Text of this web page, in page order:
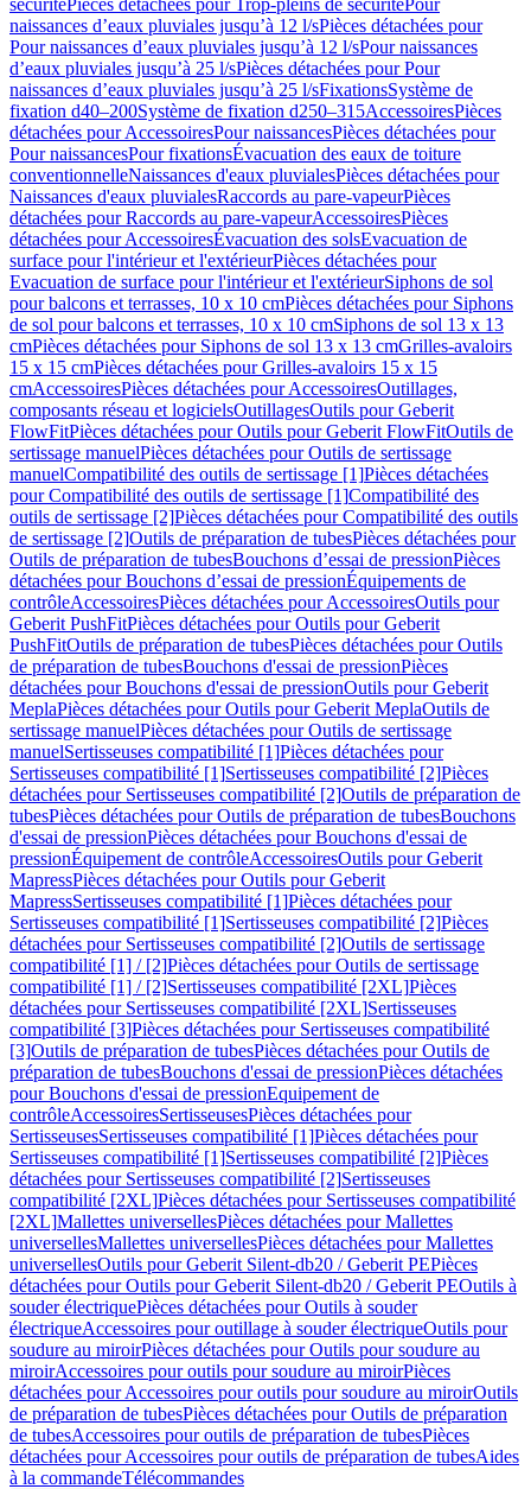
sécuritéPièces détachées pour Trop-pleins de sécuritéPour
naissances d’eaux pluviales jusqu’à 12 l/sPièces détachées pour
Pour naissances d’eaux pluviales jusqu’à 12 l/sPour naissances
d’eaux pluviales jusqu’à 25 l/sPièces détachées pour Pour
naissances d’eaux pluviales jusqu’à 25 l/sFixationsSystème de
fixation d40–200Système de fixation d250–315AccessoiresPièces
détachées pour AccessoiresPour naissancesPièces détachées pour
Pour naissancesPour fixationsÉvacuation des eaux de toiture
conventionnelleNaissances d'eaux pluvialesPièces détachées pour
Naissances d'eaux pluvialesRaccords au pare-vapeurPièces
détachées pour Raccords au pare-vapeurAccessoiresPièces
détachées pour AccessoiresÉvacuation des solsEvacuation de
surface pour l'intérieur et l'extérieurPièces détachées pour
Evacuation de surface pour l'intérieur et l'extérieurSiphons de sol
pour balcons et terrasses, 10 x 10 cmPièces détachées pour Siphons
de sol pour balcons et terrasses, 10 x 10 cmSiphons de sol 13 x 13
cmPièces détachées pour Siphons de sol 13 x 13 cmGrilles-avaloirs
15 x 15 cmPièces détachées pour Grilles-avaloirs 15 x 15
cmAccessoiresPièces détachées pour AccessoiresOutillages,
composants réseau et logicielsOutillagesOutils pour Geberit
FlowFitPièces détachées pour Outils pour Geberit FlowFitOutils de
sertissage manuelPièces détachées pour Outils de sertissage
manuelCompatibilité des outils de sertissage [1]Pièces détachées
pour Compatibilité des outils de sertissage [1]Compatibilité des
outils de sertissage [2]Pièces détachées pour Compatibilité des outils
de sertissage [2]Outils de préparation de tubesPièces détachées pour
Outils de préparation de tubesBouchons d’essai de pressionPièces
détachées pour Bouchons d’essai de pressionÉquipements de
contrôleAccessoiresPièces détachées pour AccessoiresOutils pour
Geberit PushFitPièces détachées pour Outils pour Geberit
PushFitOutils de préparation de tubesPièces détachées pour Outils
de préparation de tubesBouchons d'essai de pressionPièces
détachées pour Bouchons d'essai de pressionOutils pour Geberit
MeplaPièces détachées pour Outils pour Geberit MeplaOutils de
sertissage manuelPièces détachées pour Outils de sertissage
manuelSertisseuses compatibilité [1]Pièces détachées pour
Sertisseuses compatibilité [1]Sertisseuses compatibilité [2]Pièces
détachées pour Sertisseuses compatibilité [2]Outils de préparation de
tubesPièces détachées pour Outils de préparation de tubesBouchons
d'essai de pressionPièces détachées pour Bouchons d'essai de
pressionÉquipement de contrôleAccessoiresOutils pour Geberit
MapressPièces détachées pour Outils pour Geberit
MapressSertisseuses compatibilité [1]Pièces détachées pour
Sertisseuses compatibilité [1]Sertisseuses compatibilité [2]Pièces
détachées pour Sertisseuses compatibilité [2]Outils de sertissage
compatibilité [1] / [2]Pièces détachées pour Outils de sertissage
compatibilité [1] / [2]Sertisseuses compatibilité [2XL]Pièces
détachées pour Sertisseuses compatibilité [2XL]Sertisseuses
compatibilité [3]Pièces détachées pour Sertisseuses compatibilité
[3]Outils de préparation de tubesPièces détachées pour Outils de
préparation de tubesBouchons d'essai de pressionPièces détachées
pour Bouchons d'essai de pressionEquipement de
contrôleAccessoiresSertisseusesPièces détachées pour
SertisseusesSertisseuses compatibilité [1]Pièces détachées pour
Sertisseuses compatibilité [1]Sertisseuses compatibilité [2]Pièces
détachées pour Sertisseuses compatibilité [2]Sertisseuses
compatibilité [2XL]Pièces détachées pour Sertisseuses compatibilité
[2XL]Mallettes universellesPièces détachées pour Mallettes
universellesMallettes universellesPièces détachées pour Mallettes
universellesOutils pour Geberit Silent-db20 / Geberit PEPièces
détachées pour Outils pour Geberit Silent-db20 / Geberit PEOutils à
souder électriquePièces détachées pour Outils à souder
électriqueAccessoires pour outillage à souder électriqueOutils pour
soudure au miroirPièces détachées pour Outils pour soudure au
miroirAccessoires pour outils pour soudure au miroirPièces
détachées pour Accessoires pour outils pour soudure au miroirOutils
de préparation de tubesPièces détachées pour Outils de préparation
de tubesAccessoires pour outils de préparation de tubesPièces
détachées pour Accessoires pour outils de préparation de tubesAides
à la commandeTélécommandes